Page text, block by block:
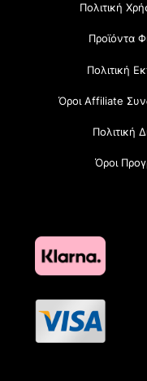
Πολιτική
Προϊόντα
Πολιτική
Όροι Affiliate
Πολιτική
Όροι